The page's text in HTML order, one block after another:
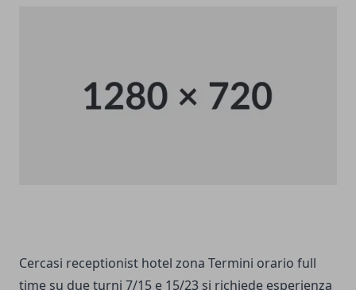
Cercasi receptionist hotel zona Termini orario full
time su due turni 7/15 e 15/23 si richiede esperienza